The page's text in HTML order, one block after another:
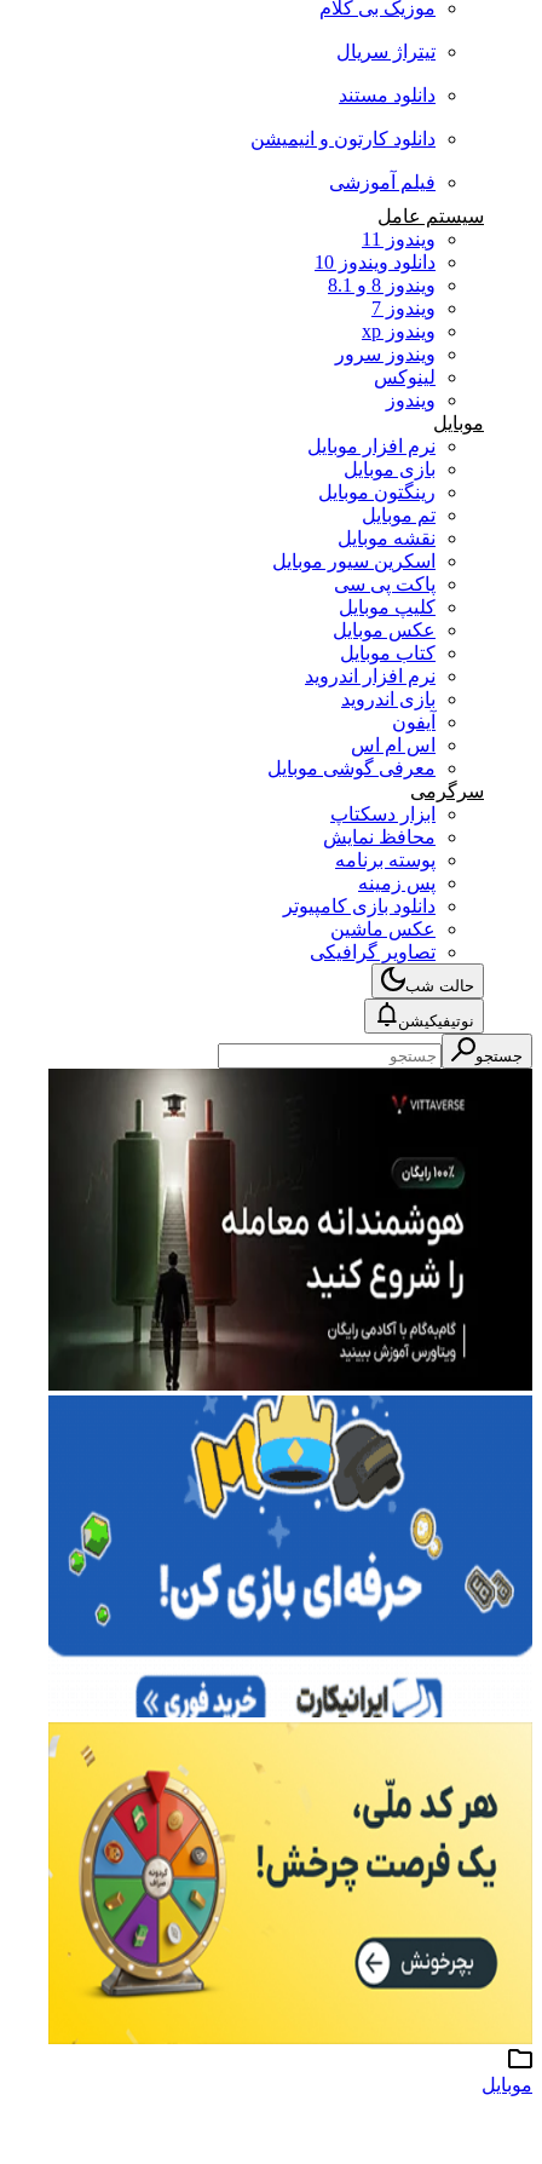
موزیک بی کلام
تیتراژ سریال
دانلود مستند
دانلود کارتون و انیمیشن
فیلم آموزشی
سیستم عامل
ویندوز 11
دانلود ویندوز 10
ویندوز 8 و 8.1
ویندوز 7
ویندوز xp
ویندوز سرور
لینوکس
ویندوز
موبایل
نرم افزار موبایل
بازی موبایل
رینگتون موبایل
تم موبایل
نقشه موبایل
اسکرین سیور موبایل
پاکت پی سی
کلیپ موبایل
عکس موبایل
کتاب موبایل
نرم افزار اندروید
بازی اندروید
آیفون
اس ام اس
معرفی گوشی موبایل
سرگرمی
ابزار دسکتاپ
محافظ نمایش
پوسته برنامه
پس زمینه
دانلود بازی کامپیوتر
عکس ماشین
تصاویر گرافیکی
حالت شب
نوتیفیکیشن
جستجو
موبایل